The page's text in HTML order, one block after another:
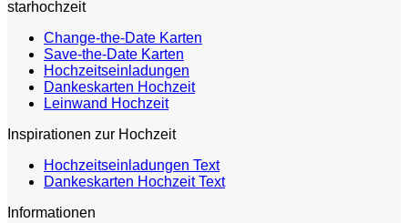
starhochzeit
Change-the-Date Karten
Save-the-Date Karten
Hochzeitseinladungen
Dankeskarten Hochzeit
Leinwand Hochzeit
Inspirationen zur Hochzeit
Hochzeitseinladungen Text
Dankeskarten Hochzeit Text
Informationen